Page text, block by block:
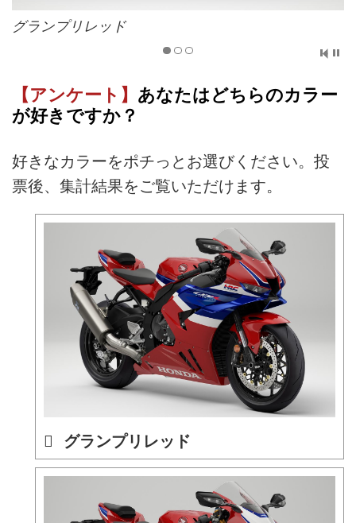
グランプリレッド
【アンケート】 あなたはどちらのカラー
が好きですか？
好きなカラーをポチっとお選びください。投
票後、集計結果をご覧いただけます。
グランプリレッド